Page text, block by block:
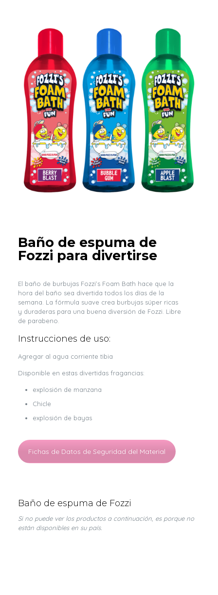
Baño de espuma de
Fozzi para divertirse
El baño de burbujas Fozzi’s Foam Bath hace que la
hora del baño sea divertida todos los días de la
semana. La fórmula suave crea burbujas súper ricas
y duraderas para una buena diversión de Fozzi. Libre
de parabeno.
Instrucciones de uso:
Agregar al agua corriente tibia
Disponible en estas divertidas fragancias:
explosión de manzana
Chicle
explosión de bayas
Fichas de Datos de Seguridad del Material
Baño de espuma de Fozzi
Si no puede ver los productos a continuación, es porque no
están disponibles en su país.